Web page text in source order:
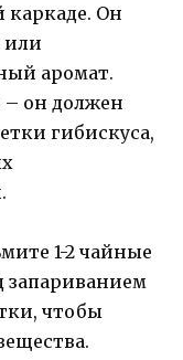
каркаде. Он
или
аромат.
– он должен
гибискуса,
1-2 чайные
запариванием
чтобы